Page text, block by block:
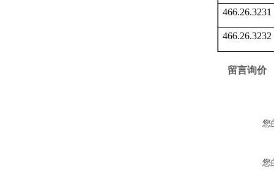
466.26.3231
466.26.3232
留言询价
您
您